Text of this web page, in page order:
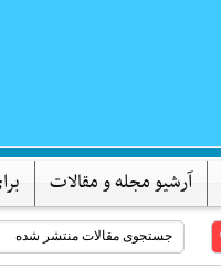
آرشیو مجله و مقالات